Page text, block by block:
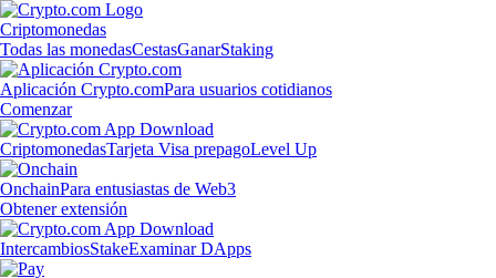
Criptomonedas
Todas las monedasCestasGanarStaking
Aplicación Crypto.comPara usuarios cotidianos
Comenzar
CriptomonedasTarjeta Visa prepagoLevel Up
OnchainPara entusiastas de Web3
Obtener extensión
IntercambiosStakeExaminar DApps